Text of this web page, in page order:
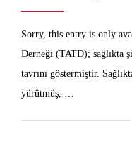
Sorry, this entry is only
Derneği (TATD); sağlıkta
tavrını göstermiştir.
yürütmüş, …